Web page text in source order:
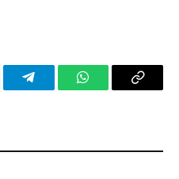
TelegramWhatsAppCopy